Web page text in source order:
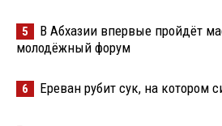
5
В Абхазии впервые пройдёт
молодёжный форум
6 Ереван рубит сук, на котором